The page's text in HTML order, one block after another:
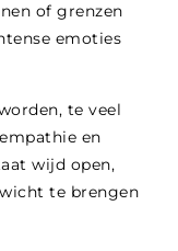
of grenzen
emoties
te veel
en
wijd open,
te brengen